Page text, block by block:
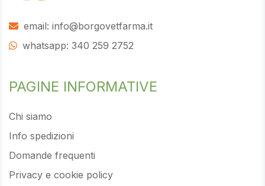
email: info@borgovetfarma.it
whatsapp: 340 259 2752
PAGINE INFORMATIVE
Chi siamo
Info spedizioni
Domande frequenti
Privacy e cookie policy